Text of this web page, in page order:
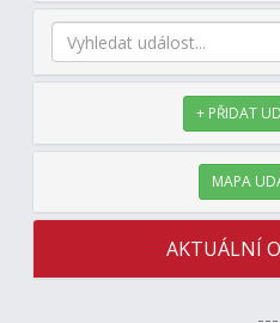
+ PŘIDAT
MAPA
AKTUÁLNÍ